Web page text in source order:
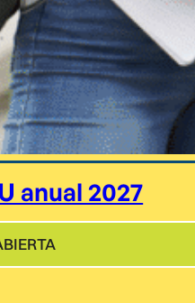
anual 2027